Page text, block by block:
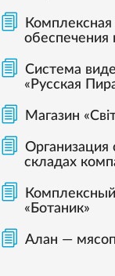
обеспечения
Система
«Русская
Магазин
Организация
складах
«Ботаник»
Алан —